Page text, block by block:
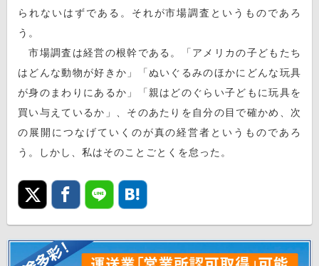
られないはずである。それが市場調査というものであろ
う。
市場調査は経営の根幹である。「アメリカの子どもたち
はどんな動物が好きか」「ぬいぐるみのほかにどんな玩具
が身のまわりにあるか」「親はどのぐらい子どもに玩具を
買い与えているか」、そのあたりを自分の目で確かめ、次
の展開につなげていくのが真の経営者というものであろ
う。しかし、私はそのことごとくを怠った。